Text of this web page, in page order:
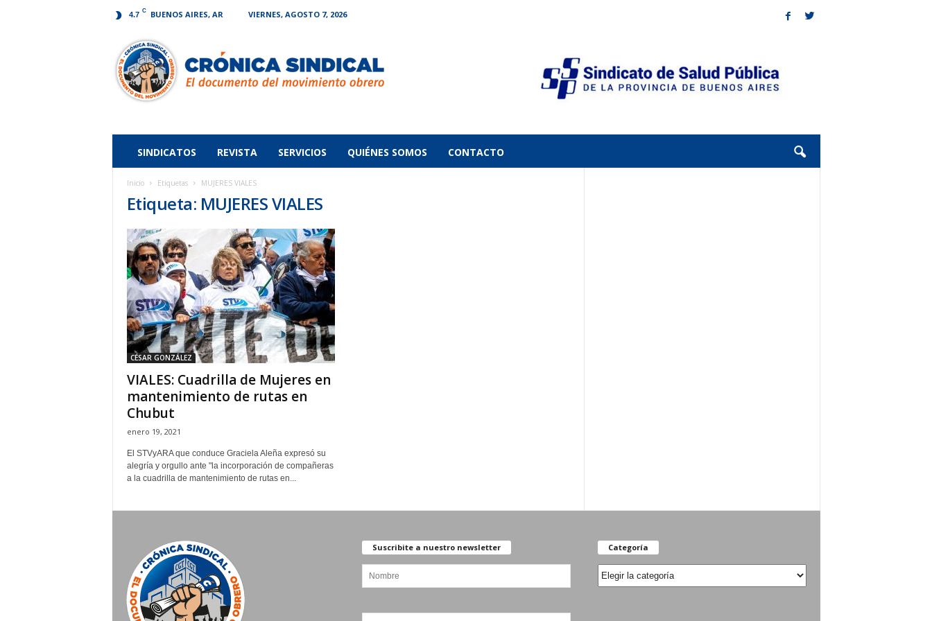
4.7 C BUENOS AIRES, AR VIERNES, AGOSTO 7, 2026
Sindical
SINDICATOS REVISTA SERVICIOS QUIÉNES SOMOS CONTACTO
Inicio Etiquetas MUJERES VIALES
Etiqueta: MUJERES VIALES
CÉSAR GONZÁLEZ
VIALES: Cuadrilla de Mujeres en
mantenimiento de rutas en
Chubut
enero 19, 2021
El STVyARA que conduce Graciela Aleña expresó su
alegría y orgullo ante "la incorporación de compañeras
a la cuadrilla de mantenimiento de rutas en...
Suscribite a nuestro newsletter Categoría
Categoría